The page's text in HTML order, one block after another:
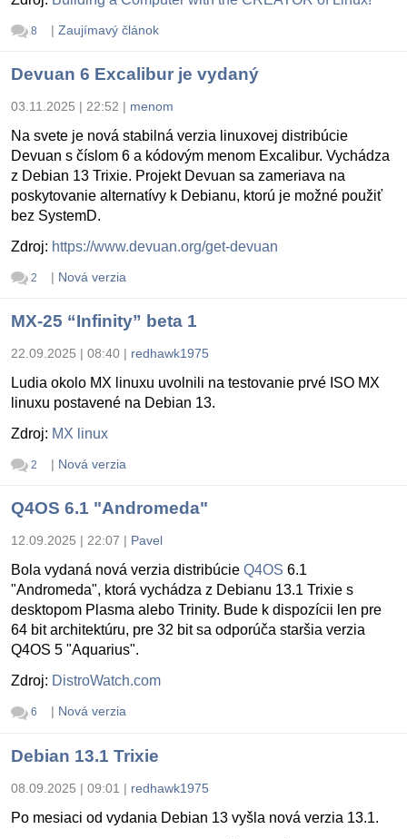
8 | Zaujímavý článok
Devuan 6 Excalibur je vydaný
03.11.2025 | 22:52 | menom
Na svete je nová stabilná verzia linuxovej distribúcie
Devuan s číslom 6 a kódovým menom Excalibur. Vychádza
z Debian 13 Trixie. Projekt Devuan sa zameriava na
poskytovanie alternatívy k Debianu, ktorú je možné použiť
bez SystemD.
Zdroj: https://www.devuan.org/get-devuan
2 | Nová verzia
MX-25 “Infinity” beta 1
22.09.2025 | 08:40 | redhawk1975
Ludia okolo MX linuxu uvolnili na testovanie prvé ISO MX
linuxu postavené na Debian 13.
Zdroj: MX linux
2 | Nová verzia
Q4OS 6.1 "Andromeda"
12.09.2025 | 22:07 | Pavel
Bola vydaná nová verzia distribúcie Q4OS 6.1
"Andromeda", ktorá vychádza z Debianu 13.1 Trixie s
desktopom Plasma alebo Trinity. Bude k dispozícii len pre
64 bit architektúru, pre 32 bit sa odporúča staršia verzia
Q4OS 5 "Aquarius".
Zdroj: DistroWatch.com
6 | Nová verzia
Debian 13.1 Trixie
08.09.2025 | 09:01 | redhawk1975
Po mesiaci od vydania Debian 13 vyšla nová verzia 13.1.